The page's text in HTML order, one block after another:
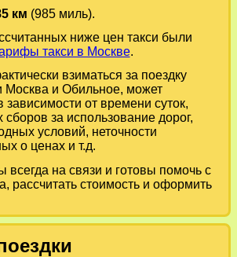
км (985 миль).
ниже цен такси были
такси в Москве.
взиматься за поездку
Москваи Обильное, может
зависимости от времени суток,
за использование дорог,
условий, неточности
о ценах и т.д.
на связи и готовы помочь с
рассчитать стоимость и оформить